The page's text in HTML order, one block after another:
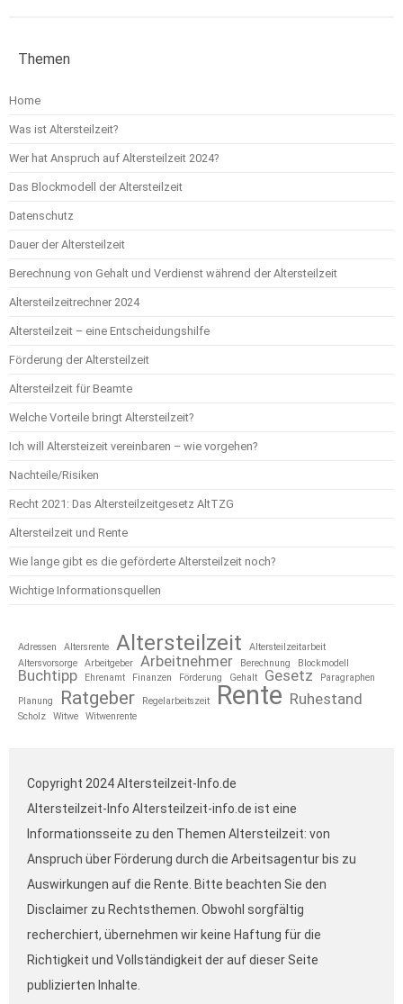
Themen
Home
Was ist Altersteilzeit?
Wer hat Anspruch auf Altersteilzeit 2024?
Das Blockmodell der Altersteilzeit
Datenschutz
Dauer der Altersteilzeit
Berechnung von Gehalt und Verdienst während der Altersteilzeit
Altersteilzeitrechner 2024
Altersteilzeit – eine Entscheidungshilfe
Förderung der Altersteilzeit
Altersteilzeit für Beamte
Welche Vorteile bringt Altersteilzeit?
Ich will Altersteizeit vereinbaren – wie vorgehen?
Nachteile/Risiken
Recht 2021: Das Altersteilzeitgesetz AltTZG
Altersteilzeit und Rente
Wie lange gibt es die geförderte Altersteilzeit noch?
Wichtige Informationsquellen
Adressen Altersrente Altersteilzeit
Altersteilzeitarbeit
Altersvorsorge
Arbeitgeber Arbeitnehmer Berechnung Blockmodell
Buchtipp Ehrenamt Finanzen Förderung Gehalt Gesetz
Paragraphen
Planung
Ratgeber Regelarbeitszeit Rente Ruhestand
Scholz Witwe Witwenrente
Copyright 2024 Altersteilzeit-Info.de
Altersteilzeit-Info Altersteilzeit-info.de ist eine
Informationsseite zu den Themen Altersteilzeit: von
Anspruch über Förderung durch die Arbeitsagentur bis zu
Auswirkungen auf die Rente. Bitte beachten Sie den
Disclaimer zu Rechtsthemen. Obwohl sorgfältig
recherchiert, übernehmen wir keine Haftung für die
Richtigkeit und Vollständigkeit der auf dieser Seite
publizierten Inhalte.